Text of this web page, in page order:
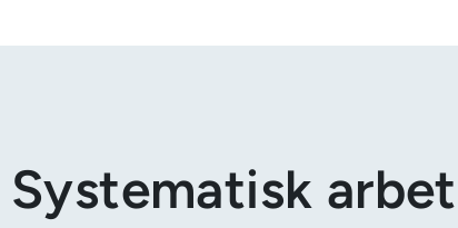
Systematisk